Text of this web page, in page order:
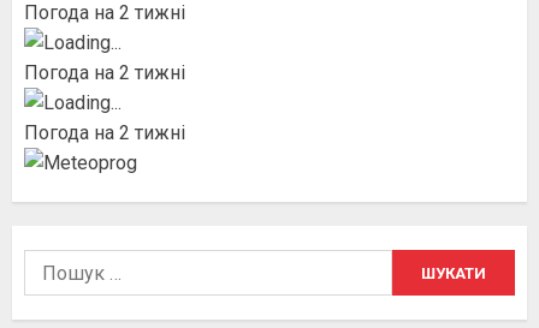
Погода на 2 тижні
Погода на 2 тижні
Погода на 2 тижні
Пошук: